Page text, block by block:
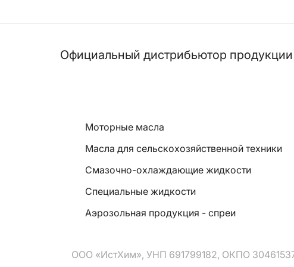
Официальный дистрибьютор
Моторные масла
Масла для сельскохозяйственной техники
Смазочно-охлаждающие жидкости
Специальные жидкости
Аэрозольная продукция - спреи
ООО «ИстХим», УНП 691799182, ОКПО